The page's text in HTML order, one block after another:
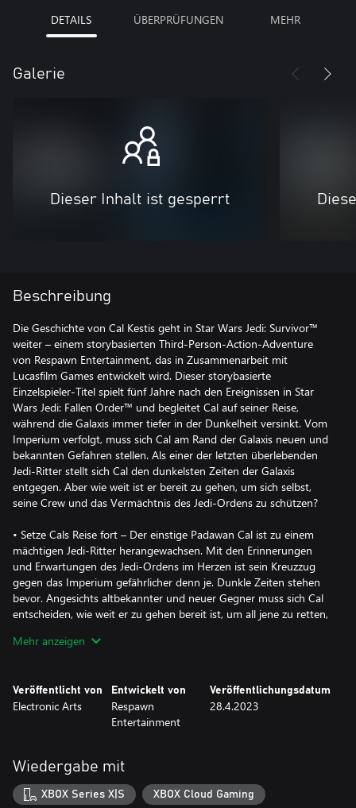
DETAILS ÜBERPRÜFUNGEN MEHR
Galerie
Dieser Inhalt ist gesperrt
Beschreibung
Die Geschichte von Cal Kestis geht in Star Wars Jedi: Survivor™
weiter – einem storybasierten Third-Person-Action-Adventure
von Respawn Entertainment, das in Zusammenarbeit mit
Lucasfilm Games entwickelt wird. Dieser storybasierte
Einzelspieler-Titel spielt fünf Jahre nach den Ereignissen in Star
Wars Jedi: Fallen Order™ und begleitet Cal auf seiner Reise,
während die Galaxis immer tiefer in der Dunkelheit versinkt. Vom
Imperium verfolgt, muss sich Cal am Rand der Galaxis neuen und
bekannten Gefahren stellen. Als einer der letzten überlebenden
Jedi-Ritter stellt sich Cal den dunkelsten Zeiten der Galaxis
entgegen. Aber wie weit ist er bereit zu gehen, um sich selbst,
seine Crew und das Vermächtnis des Jedi-Ordens zu schützen?
• Setze Cals Reise fort – Der einstige Padawan Cal ist zu einem
mächtigen Jedi-Ritter herangewachsen. Mit den Erinnerungen
und Erwartungen des Jedi-Ordens im Herzen ist sein Kreuzzug
gegen das Imperium gefährlicher denn je. Dunkle Zeiten stehen
bevor. Angesichts altbekannter und neuer Gegner muss sich Cal
entscheiden, wie weit er zu gehen bereit ist, um all jene zu retten,
Kampfstilen zurück. Nutze all diese Fähigkeiten und Waffen
kreativ, um strategisch gegen eine Vielzahl neuer Gegner
vorzugehen und Stärken und Schwächen zu nutzen, während du
und all die Geheimnisse zu lüften, die dich erwarten.
• Erkunde eine ungezähmte Galaxis – Erkunde in der Galaxis von
Star Wars neue Planeten und vertraute Regionen mit
Mehr anzeigen
Veröffentlicht von
Electronic Arts
Entwickelt von
Respawn
Entertainment
Veröffentlichungsdatum
28.4.2023
Wiedergabe mit
XBOX Series X|S XBOX Cloud Gaming